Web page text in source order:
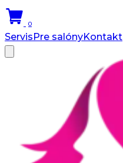
0
ServisPre salónyKontakt